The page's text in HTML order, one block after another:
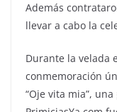
Además
llevar a cabo la
Durante la velada
conmemoración
“Oje vita mia”,